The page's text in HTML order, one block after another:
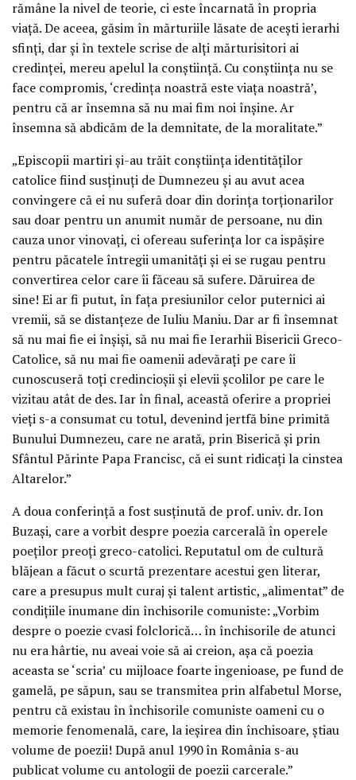
rămâne la nivel de teorie, ci este încarnată în propria
viață. De aceea, găsim în mărturiile lăsate de acești ierarhi
sfinți, dar și în textele scrise de alți mărturisitori ai
credinței, mereu apelul la conștiință. Cu conștiința nu se
face compromis, ‘credința noastră este viața noastră’,
pentru că ar însemna să nu mai fim noi înșine. Ar
însemna să abdicăm de la demnitate, de la moralitate.”
„Episcopii martiri și-au trăit conștiința identităților
catolice fiind susținuți de Dumnezeu și au avut acea
convingere că ei nu suferă doar din dorința torționarilor
sau doar pentru un anumit număr de persoane, nu din
cauza unor vinovați, ci ofereau suferința lor ca ispășire
pentru păcatele întregii umanități și ei se rugau pentru
convertirea celor care îi făceau să sufere. Dăruirea de
sine! Ei ar fi putut, în fața presiunilor celor puternici ai
vremii, să se distanțeze de Iuliu Maniu. Dar ar fi însemnat
să nu mai fie ei înșiși, să nu mai fie Ierarhii Bisericii Greco-
Catolice, să nu mai fie oamenii adevărați pe care îi
cunoscuseră toți credincioșii și elevii școlilor pe care le
vizitau atât de des. Iar în final, această oferire a propriei
vieți s-a consumat cu totul, devenind jertfă bine primită
Bunului Dumnezeu, care ne arată, prin Biserică și prin
Sfântul Părinte Papa Francisc, că ei sunt ridicați la cinstea
Altarelor.”
A doua conferință a fost susținută de prof. univ. dr. Ion
Buzași, care a vorbit despre poezia carcerală în operele
poeților preoți greco-catolici. Reputatul om de cultură
blăjean a făcut o scurtă prezentare acestui gen literar,
care a presupus mult curaj și talent artistic, „alimentat” de
condițiile inumane din închisorile comuniste: „Vorbim
despre o poezie cvasi folclorică… în închisorile de atunci
nu era hârtie, nu aveai voie să ai creion, așa că poezia
aceasta se ‘scria’ cu mijloace foarte ingenioase, pe fund de
gamelă, pe săpun, sau se transmitea prin alfabetul Morse,
pentru că existau în închisorile comuniste oameni cu o
memorie fenomenală, care, la ieșirea din închisoare, știau
volume de poezii! După anul 1990 în România s-au
publicat volume cu antologii de poezii carcerale.”